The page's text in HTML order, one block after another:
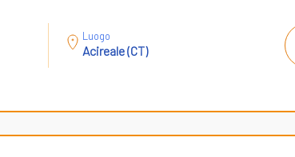
Luogo
Acireale (CT)